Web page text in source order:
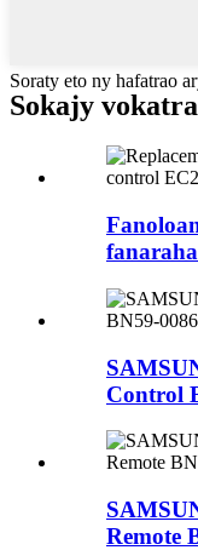
Soraty eto ny hafatrao
Sokajy vokatra
Control
Remote